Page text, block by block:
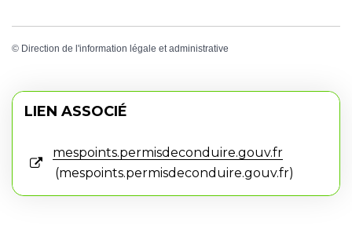
© Direction de l'information légale et administrative
LIEN ASSOCIÉ
mespoints.permisdeconduire.gouv.fr
mespoints.permisdeconduire.gouv.fr